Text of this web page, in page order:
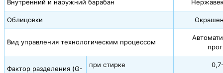
Внутренний и наружний барабан
Облицовки
Вид управления технологическим процессом
Фактор разделения (G-
при стирке